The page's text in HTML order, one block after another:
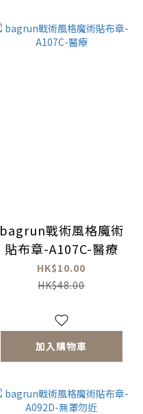
bagrun戰術風格魔術
貼布章-A107C-醫療
HK$10.00
HK$48.00
加入購物車